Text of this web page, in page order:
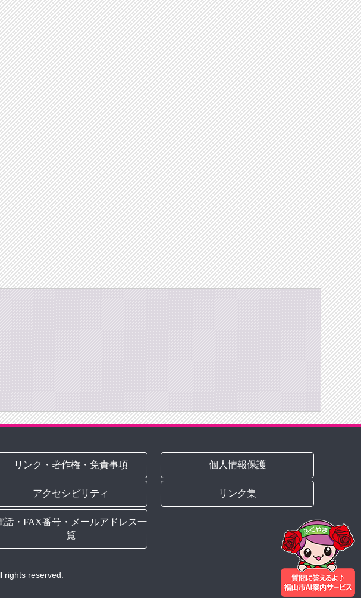
リンク・著作権・免責事項 個人情報保護
アクセシビリティ リンク集
話・FAX番号・メールアドレス一
覧
rights reserved.